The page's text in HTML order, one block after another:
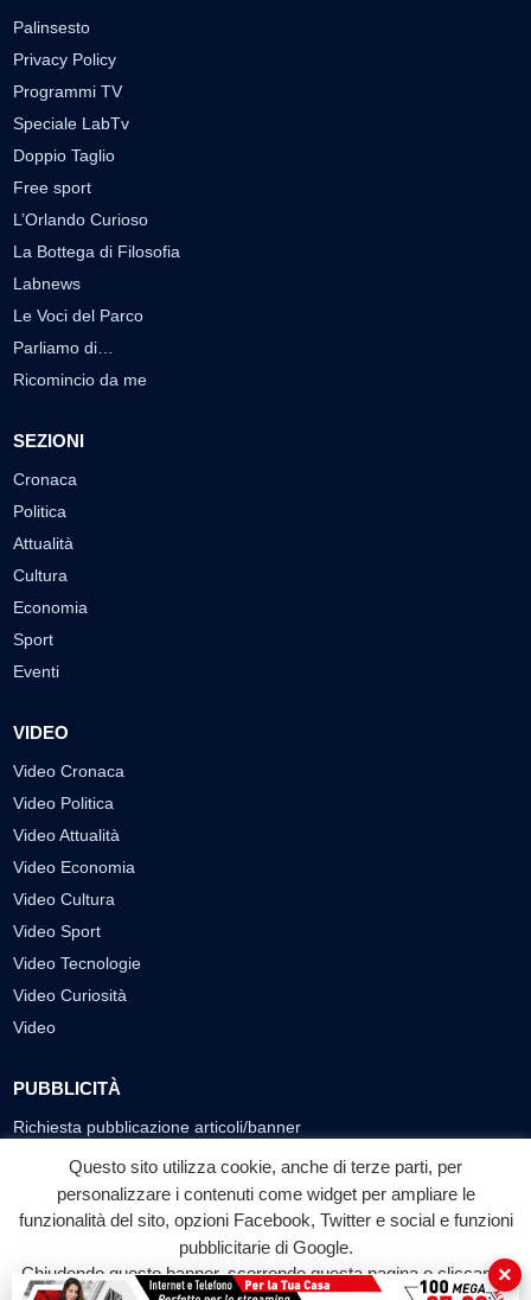
Palinsesto
Privacy Policy
Programmi TV
Speciale LabTv
Doppio Taglio
Free sport
L’Orlando Curioso
La Bottega di Filosofia
Labnews
Le Voci del Parco
Parliamo di…
Ricomincio da me
SEZIONI
Cronaca
Politica
Attualità
Cultura
Economia
Sport
Eventi
VIDEO
Video Cronaca
Video Politica
Video Attualità
Video Economia
Video Cultura
Video Sport
Video Tecnologie
Video Curiosità
Video
PUBBLICITÀ
Richiesta pubblicazione articoli/banner
SEGUICI SUI SOCIAL
f
Facebook
◎ ▶
YouTube
Questo sito utilizza cookie, anche di terze parti, per
personalizzare i contenuti come widget per ampliare le
funzionalità del sito, opzioni Facebook, Twitter e social e funzioni
pubblicitarie di Google.
Chiudendo questo banner, scorrendo questa pagina o cliccando
×